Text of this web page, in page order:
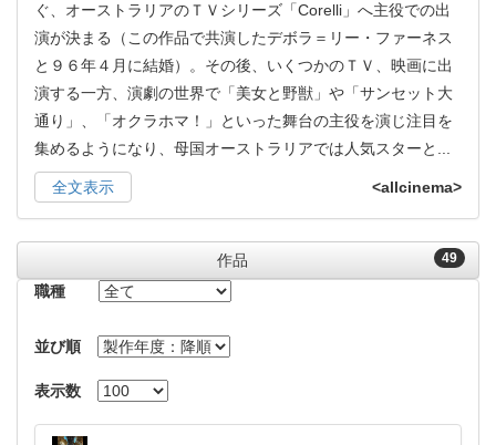
ぐ、オーストラリアのＴＶシリーズ「Corelli」へ主役での出
演が決まる（この作品で共演したデボラ＝リー・ファーネス
と９６年４月に結婚）。その後、いくつかのＴＶ、映画に出
演する一方、演劇の世界で「美女と野獣」や「サンセット大
通り」、「オクラホマ！」といった舞台の主役を演じ注目を
集めるようになり、母国オーストラリアでは人気スターと
全文表示 <allcinema>
49
作品
職種
並び順
表示数